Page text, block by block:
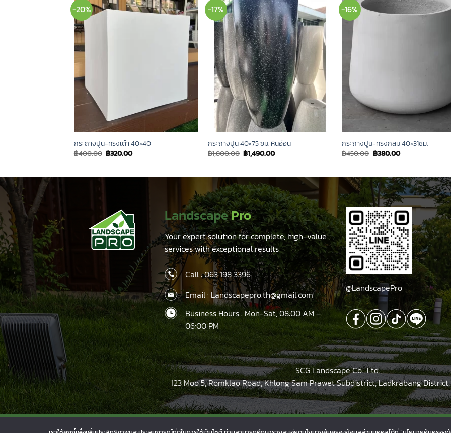
-20%
กระถางปูน-ทรงเต๋า 40×40
฿400.00 Original
price
฿320.00Current
-17%
กระถางปูน 40×75 ซม. หินอ่อน
฿1,800.00 Original
price
฿1,490.00Current
-16%
กระถางปูน-ทรงกลม 40×31ซม.
฿450.00 Original
price
฿380.00Current
LandscapePro
Your expert solution for complete, high-value
services with exceptional results
Call :063 198 3396
Email : Landscapepro.th@gmail.com
Business Hours : Mon-Sat, 08:00 AM –
06:00 PM
@LandscapePro
SCG Landscape Co., Ltd.,
123 Moo 5, Romklao Road, Khlong Sam Prawet Subdistrict, Ladkrabang
Copyright 2026 © www.landscapeproshop.com Designed and Developed by